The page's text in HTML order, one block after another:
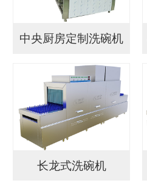
中央厨房定制洗碗机
长龙式洗碗机